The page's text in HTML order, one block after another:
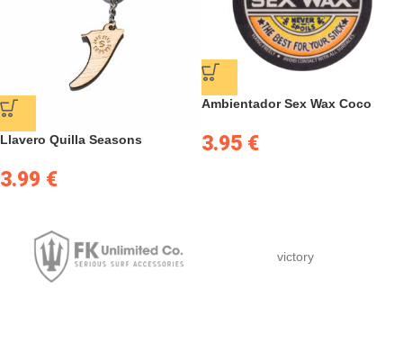
Llavero Quilla Seasons
3.99 €
Ambientador Sex Wax Coco
3.95 €
victory